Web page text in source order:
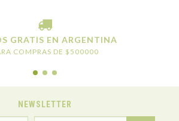
GRATIS EN ARGENTINA
COMPRAS DE $500000
NEWSLETTER